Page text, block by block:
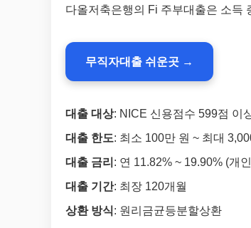
다올저축은행의 Fi 주부대출은 소득
무직자대출 쉬운곳 →
대출 대상: NICE 신용점수 599점 이
대출 한도: 최소 100만 원 ~ 최대
대출 금리 : 연 11.82% ~ 19.90% (개
대출 기간: 최장 120개월
상환 방식: 원리금균등분할상환